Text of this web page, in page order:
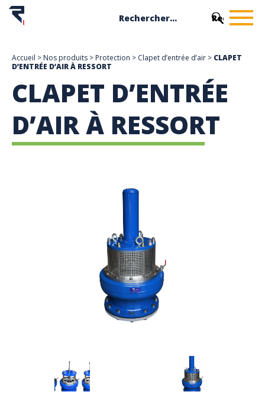
Accueil > Nos produits > Protection > Clapet d’entrée d’air > CLAPET
D’ENTRÉE D’AIR À RESSORT
CLAPET D’ENTRÉE
D’AIR À RESSORT